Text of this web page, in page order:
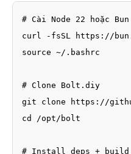
# Cài Node 22 hoặc Bun
curl -fsSL https://
source ~/.bashrc
# Clone Bolt.diy
git clone https://
cd /opt/bolt
# Install deps + build